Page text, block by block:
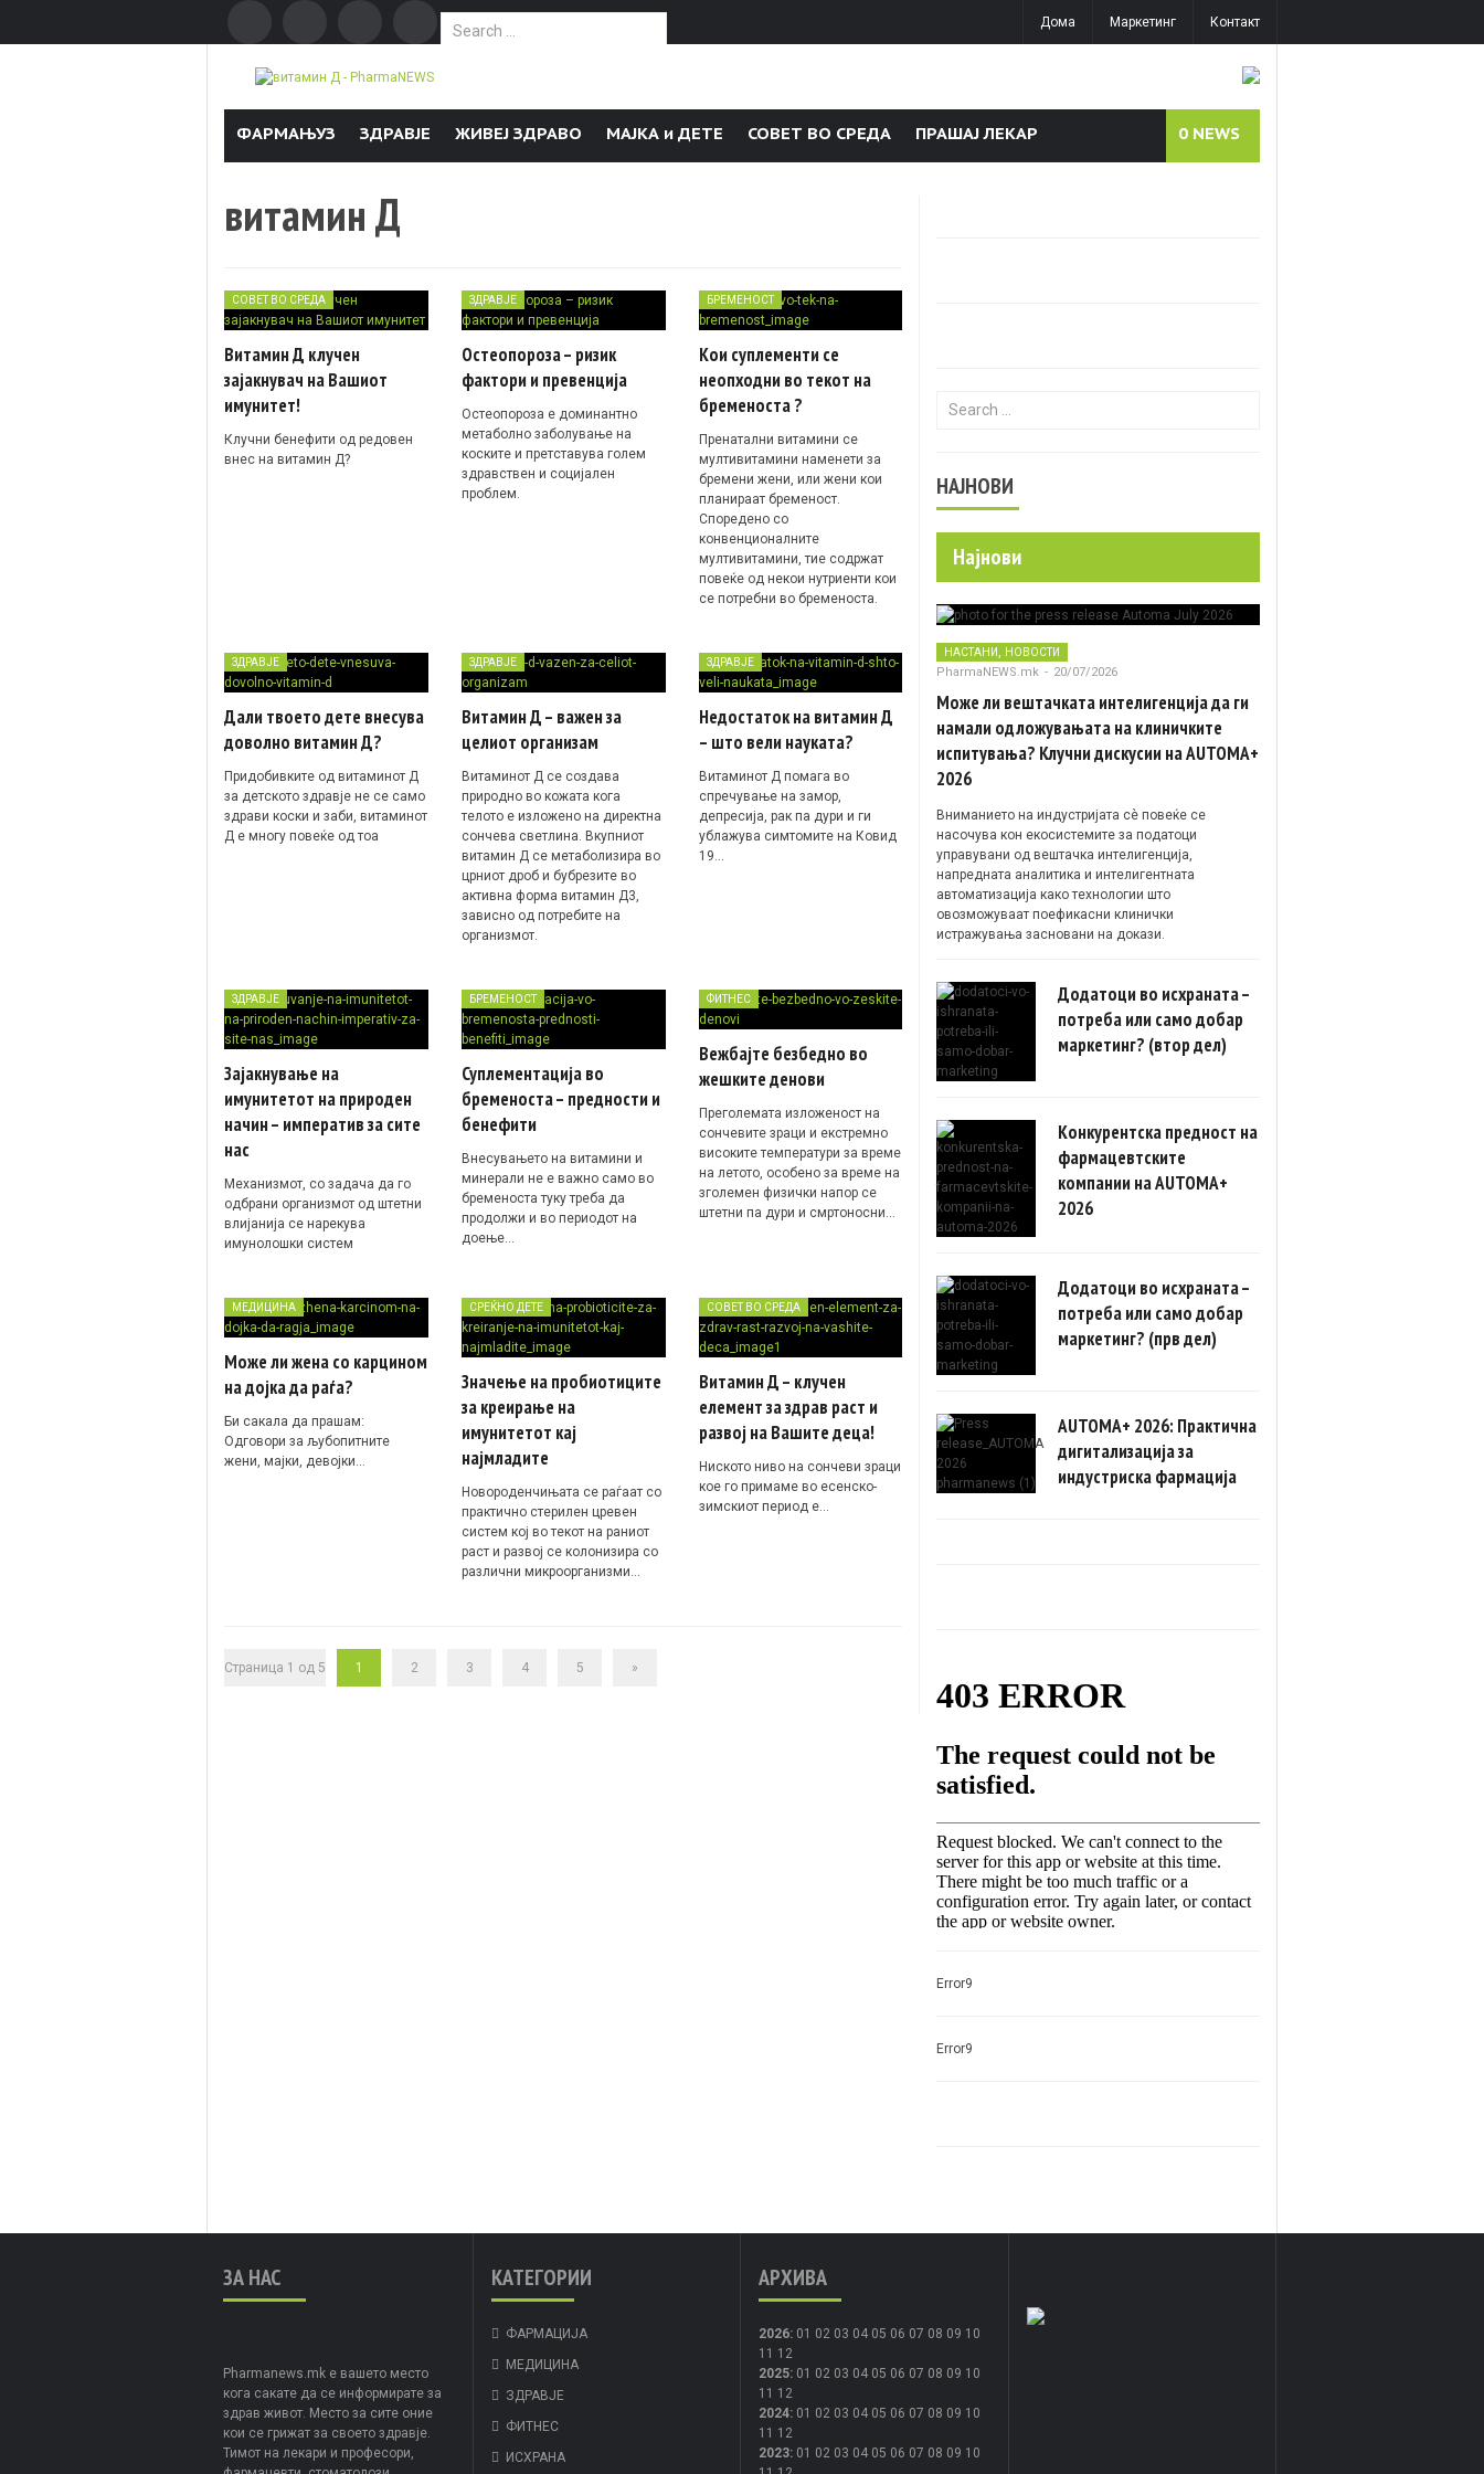
Search for:
Дома Маркетинг Контакт
ФАРМАЊУЗ ЗДРАВЈЕ ЖИВЕЈ ЗДРАВО МАЈКА и ДЕТЕ СОВЕТ ВО СРЕДА ПРАШАЈ ЛЕКАР 0 NEWS
витамин Д
СОВЕТ ВО СРЕДА
Витамин Д клучен
зајакнувач на Вашиот
имунитет!
Клучни бенефити од редовен
внес на витамин Д?
ЗДРАВЈЕ
Остеопороза – ризик
фактори и превенција
Остеопороза е доминантно
метаболно заболување на
коските и претставува голем
здравствен и социјален
проблем.
БРЕМЕНОСТ
Кои суплементи се
неопходни во текот на
бременоста ?
Пренатални витамини се
мултивитамини наменети за
бремени жени, или жени кои
планираат бременост.
Споредено со
конвенционалните
мултивитамини, тие содржат
повеќе од некои нутриенти кои
се потребни во бременоста.
ЗДРАВЈЕ
Дали твоето дете внесува
доволно витамин Д?
Придобивките од витаминот Д
за детското здравје не се само
здрави коски и заби, витаминот
Д е многу повеќе од тоа
ЗДРАВЈЕ
Витамин Д – важен за
целиот организам
Витаминот Д се создава
природно во кожата кога
телото е изложено на директна
сончева светлина. Вкупниот
витамин Д се метаболизира во
црниот дроб и бубрезите во
активна форма витамин Д3,
зависно од потребите на
организмот.
ЗДРАВЈЕ
Недостаток на витамин Д
– што вели науката?
Витаминот Д помага во
спречување на замор,
депресија, рак па дури и ги
ублажува симтомите на Ковид
19…
ЗДРАВЈЕ
Зајакнување на
имунитетот на природен
начин – императив за сите
нас
Механизмот, со задача да го
одбрани организмот од штетни
влијанија се нарекува
имунолошки систем
БРЕМЕНОСТ
Суплементација во
бременоста – предности и
бенефити
Внесувањето на витамини и
минерали не е важно само во
бременоста туку треба да
продолжи и во периодот на
доење…
ФИТНЕС
Вежбајте безбедно во
жешките денови
Преголемата изложеност на
сончевите зраци и екстремно
високите температури за време
на летото, особено за време на
зголемен физички напор се
штетни па дури и смртоносни…
МЕДИЦИНА
Може ли жена со карцином
на дојка да раѓа?
Би сакала да прашам:
Одговори за љубопитните
жени, мајки, девојки…
СРЕЌНО ДЕТЕ
Значење на пробиотиците
за креирање на
имунитетот кај
најмладите
Новороденчињата се раѓаат со
практично стерилен цревен
систем кој во текот на раниот
раст и развој се колонизира со
различни микроорганизми…
СОВЕТ ВО СРЕДА
Витамин Д – клучен
елемент за здрав раст и
развој на Вашите деца!
Ниското ниво на сончеви зраци
кое го примаме во есенско-
зимскиот период е…
Страница 1 од 5 1 2 3 4 5 »
Search for:
НАЈНОВИ
Најнови
НАСТАНИ НОВОСТИ
PharmaNEWS.mk - 20/07/2026
Може ли вештачката интелигенција да ги
намали одложувањата на клиничките
испитувања? Клучни дискусии на AUTOMA+
2026
Вниманието на индустријата сè повеќе се
насочува кон екосистемите за податоци
управувани од вештачка интелигенција,
напредната аналитика и интелигентната
автоматизација како технологии што
овозможуваат поефикасни клинички
истражувања засновани на докази.
Додатоци во исхраната –
потреба или само добар
маркетинг? (втор дел)
Конкурентска предност на
фармацевтските
компании на AUTOMA+
2026
Додатоци во исхраната –
потреба или само добар
маркетинг? (прв дел)
AUTOMA+ 2026: Практична
дигитализација за
индустриска фармација
Error9
Error9
ЗА НАС
Pharmanews.mk е вашето место
кога сакате да се информирате за
здрав живот. Место за сите оние
кои се грижат за своето здравје.
Тимот на лекари и професори,
КАТЕГОРИИ
ФАРМАЦИЈА
МЕДИЦИНА
ЗДРАВЈЕ
ФИТНЕС
ИСХРАНА
АРХИВА
2026: 01 02 03 04 05 06 07 08 09 10
11 12
2025: 01 02 03 04 05 06 07 08 09 10
11 12
2024: 01 02 03 04 05 06 07 08 09 10
11 12
2023: 01 02 03 04 05 06 07 08 09 10